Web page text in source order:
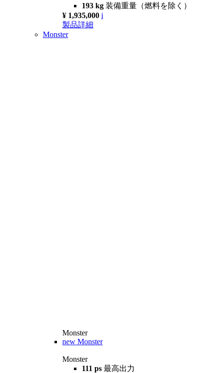
193 kg 装備重量（燃料を除く）
¥ 1,935,000 i
製品詳細
Monster
Monster
new Monster
Monster
111 ps 最高出力